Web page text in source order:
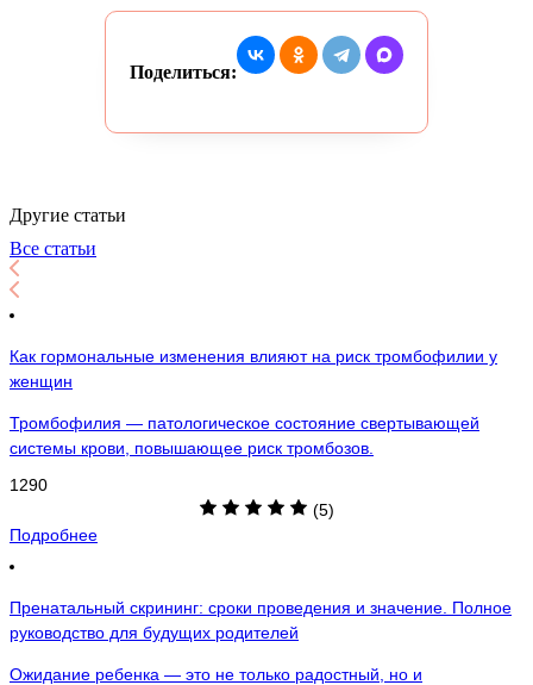
Поделиться:
Другие статьи
Все статьи
Как гормональные изменения влияют на риск тромбофилии у
женщин
Тромбофилия — патологическое состояние свертывающей
системы крови, повышающее риск тромбозов.
1290
(5)
Подробнее
Пренатальный скрининг: сроки проведения и значение. Полное
руководство для будущих родителей
Ожидание ребенка — это не только радостный, но и